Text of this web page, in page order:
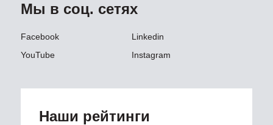
Мы в соц. сетях
Facebook
Linkedin
YouTube
Instagram
Наши рейтинги